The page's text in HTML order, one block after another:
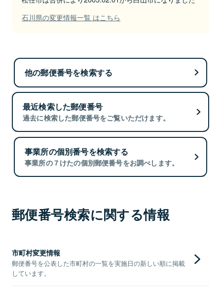
石川県の変更情報一覧 はこちら
他の郵便番号を検索する
最近検索した郵便番号
過去に検索した郵便番号をご覧いただけます。
事業所の個別番号を検索する
事業所の７けたの個別郵便番号をお調べします。
郵便番号検索に関する情報
市町村変更情報
郵便番号を公表した市町村の一覧を実施日の新しい順に掲載
しています。